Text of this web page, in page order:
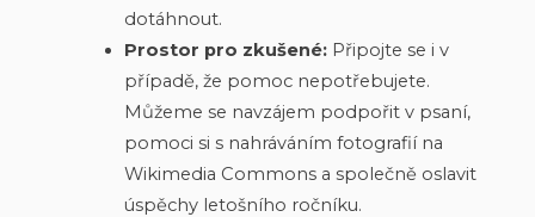
dotáhnout.
Prostor pro zkušené: Připojte se i v
případě, že pomoc nepotřebujete.
Můžeme se navzájem podpořit v psaní,
pomoci si s nahráváním fotografií na
Wikimedia Commons a společně oslavit
úspěchy letošního ročníku.